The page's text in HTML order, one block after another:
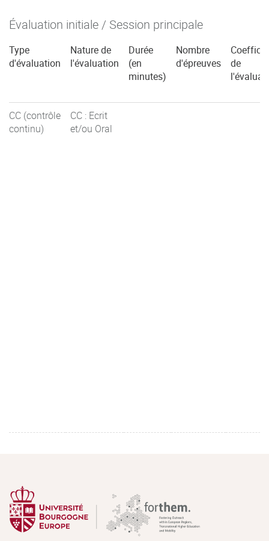
Évaluation initiale / Session principale
Type
d'évaluation
Nature de
l'évaluation
Durée
(en
minutes)
Nombre
d'épreuves
de
CC (contrôle
continu)
CC : Ecrit
et/ou Oral